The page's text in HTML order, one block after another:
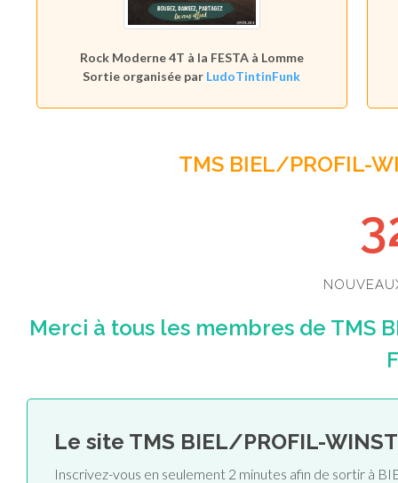
Rock Moderne 4T à la FESTA à Lomme
Sortie organisée par LudoTintinFunk
TMS BIEL/PROFIL-
Merci à tous les membres de TMS
Le site TMS BIEL/PROFIL-
Inscrivez-vous en seulement 2 minutes afin de sortir à